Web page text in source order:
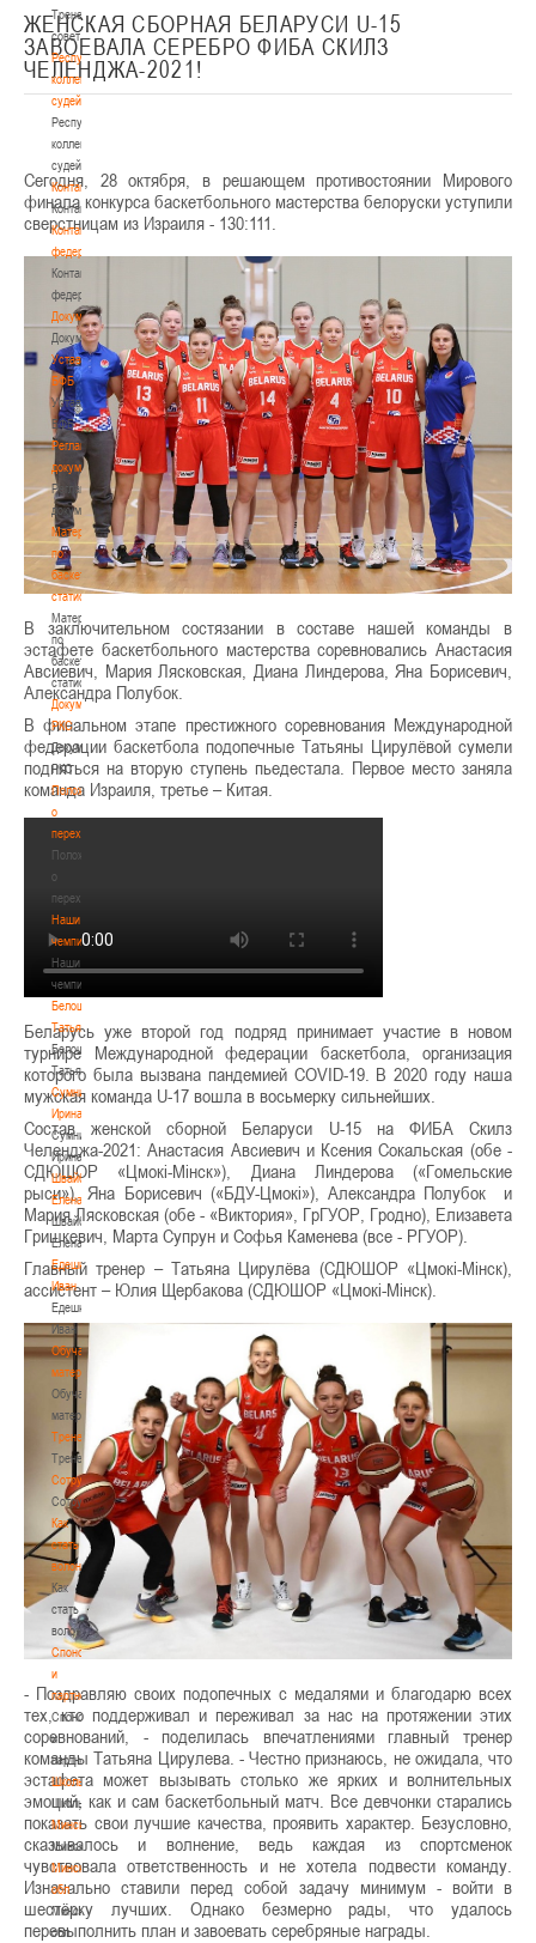
Тренерский
совет
Республиканская
коллегия
судей
Республиканская
коллегия
судей
Контакты
Контакты
Контакты
федерации
Контакты
федерации
Документы
Документы
Устав
БФБ
Устав
БФБ
Регламентирующие
документы
Регламентирующие
документы
Материалы
по
баскетбольной
статистике
Материалы
по
баскетбольной
статистике
Документы
РКС
Документы
РКС
Положение
о
переходах
Положение
о
переходах
Наши
чемпионы
Наши
чемпионы
Белошапко
Татьяна
Белошапко
Татьяна
Сумникова
Ирина
Сумникова
Ирина
Швайбович
Елена
Швайбович
Елена
Едешко
Иван
Едешко
Иван
Обучающие
материалы
Обучающие
материалы
Тренерам
Тренерам
Сотрудничество
Сотрудничество
Как
стать
волонтером
Как
стать
волонтером
Спонсоры
и
партнеры
Спонсоры
и
партнеры
Школы
Школы
Минск
Минск
Минская
обл
Минская
обл
ЖЕНСКАЯ СБОРНАЯ БЕЛАРУСИ U-15
ЗАВОЕВАЛА СЕРЕБРО ФИБА СКИЛЗ
ЧЕЛЕНДЖА-2021!
Сегодня, 28 октября, в решающем противостоянии Мирового
финала конкурса баскетбольного мастерства белоруски уступили
сверстницам из Израиля - 130:111.
В заключительном состязании в составе нашей команды в
эстафете баскетбольного мастерства соревновались Анастасия
Авсиевич, Мария Лясковская, Диана Линдерова, Яна Борисевич,
Александра Полубок.
В финальном этапе престижного соревнования Международной
федерации баскетбола подопечные Татьяны Цирулёвой сумели
подняться на вторую ступень пьедестала. Первое место заняла
команда Израиля, третье – Китая.
Беларусь уже второй год подряд принимает участие в новом
турнире Международной федерации баскетбола, организация
которого была вызвана пандемией COVID-19. В 2020 году наша
мужская команда U-17 вошла в восьмерку сильнейших.
Состав женской сборной Беларуси U-15 на ФИБА Скилз
Челенджа-2021: Анастасия Авсиевич и Ксения Сокальская (обе -
СДЮШОР «Цмокі-Мінск»), Диана Линдерова («Гомельские
рыси»), Яна Борисевич («БДУ-Цмокі»), Александра Полубок и
Мария Лясковская (обе - «Виктория», ГрГУОР, Гродно), Елизавета
Гришкевич, Марта Супрун и Софья Каменева (все - РГУОР).
Главный тренер – Татьяна Цирулёва (СДЮШОР «Цмокі-Мінск),
ассистент – Юлия Щербакова (СДЮШОР «Цмокі-Мінск).
- Поздравляю своих подопечных с медалями и благодарю всех
тех, кто поддерживал и переживал за нас на протяжении этих
соревнований, - поделилась впечатлениями главный тренер
команды Татьяна Цирулева. - Честно признаюсь, не ожидала, что
эстафета может вызывать столько же ярких и волнительных
эмоций, как и сам баскетбольный матч. Все девчонки старались
показать свои лучшие качества, проявить характер. Безусловно,
сказывалось и волнение, ведь каждая из спортсменок
чувствовала ответственность и не хотела подвести команду.
Изначально ставили перед собой задачу минимум - войти в
шестёрку лучших. Однако безмерно рады, что удалось
перевыполнить план и завоевать серебряные награды.